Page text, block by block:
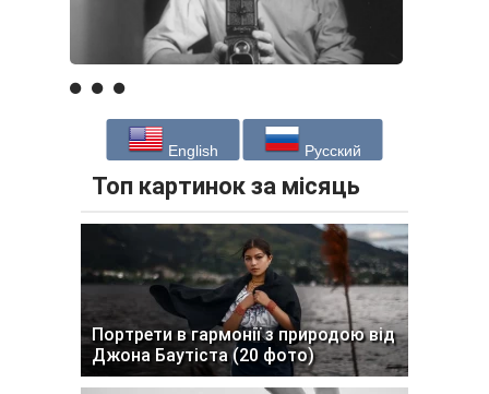
English Русский
Топ картинок за місяць
Портрети в гармонії з природою від
Джона Баутіста (20 фото)